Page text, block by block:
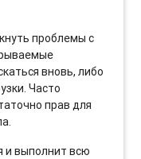
проблемы с
вновь, либо
Часто
прав для
и выполнит всю